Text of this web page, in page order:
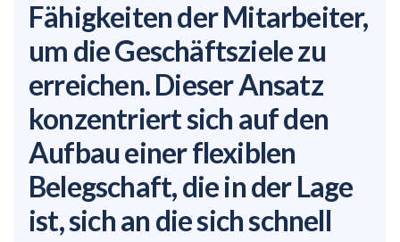
Fähigkeiten der Mitarbeiter,
um die Geschäftsziele zu
erreichen. Dieser Ansatz
konzentriert sich auf den
Aufbau einer flexiblen
Belegschaft, die in der Lage
ist, sich an die sich schnell